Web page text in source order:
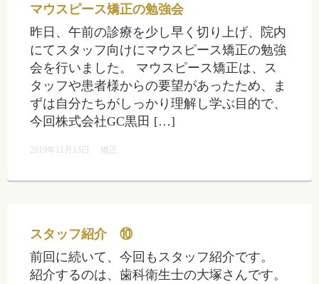
マウスピース矯正の勉強会
昨日、午前の診療を少し早く切り上げ、院内
にてスタッフ向けにマウスピース矯正の勉強
会を行いました。 マウスピース矯正は、ス
タッフや患者様からの要望があったため、ま
ずは自分たちがしっかり理解し学ぶ目的で、
今回株式会社GC黒田 […]
2019年11月13日 矯正
スタッフ紹介 ⑩
前回に続いて、今回もスタッフ紹介です。
紹介するのは、歯科衛生士の大塚さんです。